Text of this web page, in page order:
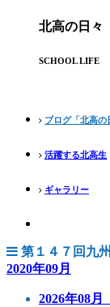
北高の日々
SCHOOL LIFE
ブログ「北高の
活躍する北高生
ギャラリー
第１４７回九
2020年09月
2026年08月